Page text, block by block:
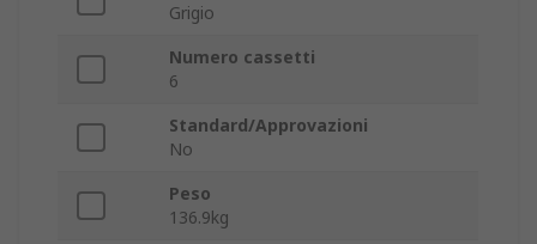
Grigio
Numero cassetti
6
Standard/Approvazioni
No
Peso
136.9kg